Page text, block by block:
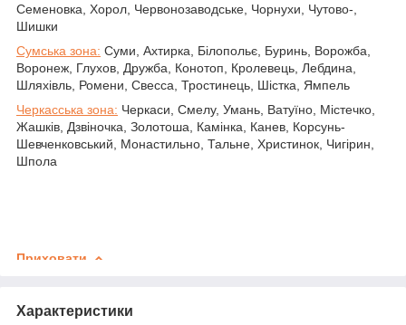
Семеновка, Хорол, Червонозаводське, Чорнухи, Чутово-,
Шишки
Сумська зона: Суми, Ахтирка, Білопольє, Буринь, Ворожба,
Воронеж, Глухов, Дружба, Конотоп, Кролевець, Лебдина,
Шляхівль, Ромени, Свесса, Тростинець, Шістка, Ямпель
Черкасська зона: Черкаси, Смелу, Умань, Ватуїно, Містечко,
Жашків, Дзвіночка, Золотоша, Камінка, Канев, Корсунь-
Шевченковський, Монастильно, Тальне, Христинок, Чигірин,
Шпола
Приховати
Характеристики